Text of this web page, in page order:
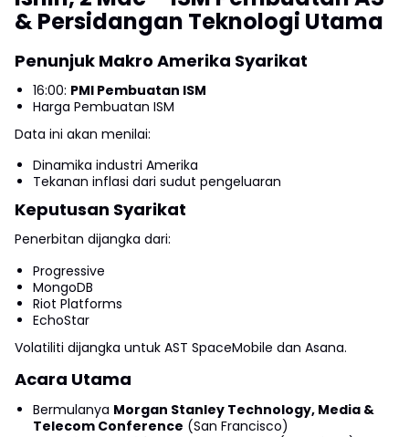
& Persidangan Teknologi Utama
Penunjuk Makro Amerika Syarikat
16:00: PMI Pembuatan ISM
Harga Pembuatan ISM
Data ini akan menilai:
Dinamika industri Amerika
Tekanan inflasi dari sudut pengeluaran
Keputusan Syarikat
Penerbitan dijangka dari:
Progressive
MongoDB
Riot Platforms
EchoStar
Volatiliti dijangka untuk AST SpaceMobile dan Asana.
Acara Utama
Bermulanya Morgan Stanley Technology, Media &
Telecom Conference (San Francisco)